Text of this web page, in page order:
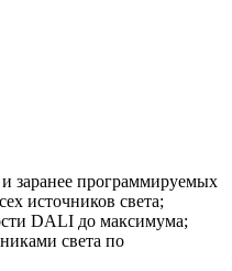
заранее программируемых
источников света;
DALI до максимума;
света по